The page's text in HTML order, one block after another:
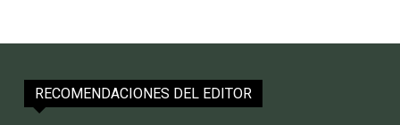
RECOMENDACIONES DEL EDITOR